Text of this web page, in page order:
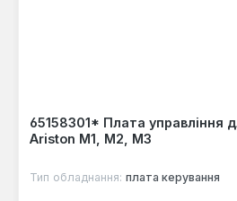
65158301* Плата управління
Ariston M1, M2, M3
Тип обладнання: плата керування